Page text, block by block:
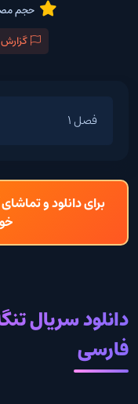
حجم
فصل 1
برای دانلود و
دانلود سریال
فارسی